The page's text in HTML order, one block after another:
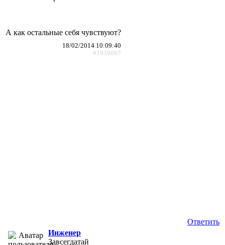
А как остальные себя чувствуют?
18/02/2014 10:09:40
#1939097
Ответить
Инженер
Завсегдатай